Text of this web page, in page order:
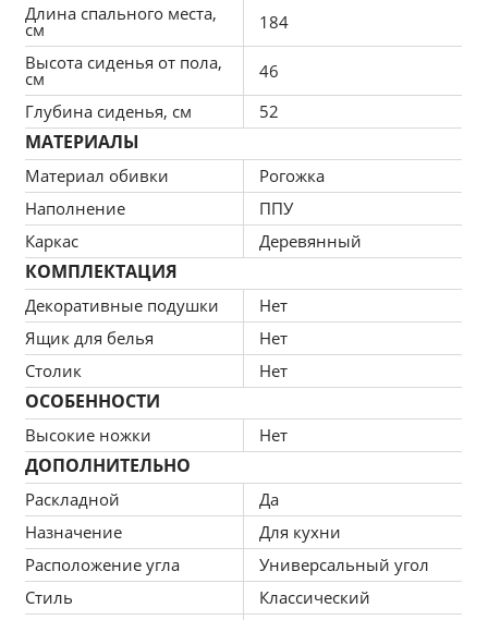
на любой вкус.
Удобная трансформация
Модель оснащена механизмом трансформации
«дельфин», с помощью которого можно легко
превратить диван в полноценное спальное место
размером 102×184 см.
Длина спального места,
см
184
Высота сиденья от пола,
см
46
Глубина сиденья, см
52
МАТЕРИАЛЫ
Материал обивки
Рогожка
Наполнение
ППУ
Каркас
Деревянный
КОМПЛЕКТАЦИЯ
Декоративные подушки
Нет
Ящик для белья
Нет
Столик
Нет
ОСОБЕННОСТИ
Высокие ножки Нет
ДОПОЛНИТЕЛЬНО
Раскладной
Да
Назначение
Для кухни
Расположение угла
Универсальный угол
Стиль
Классический